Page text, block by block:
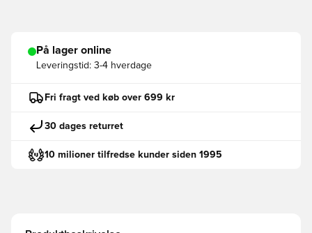
På lager online
Leveringstid: 3-4 hverdage
Fri fragt ved køb over 699 kr
30 dages returret
10 milioner tilfredse kunder siden 1995